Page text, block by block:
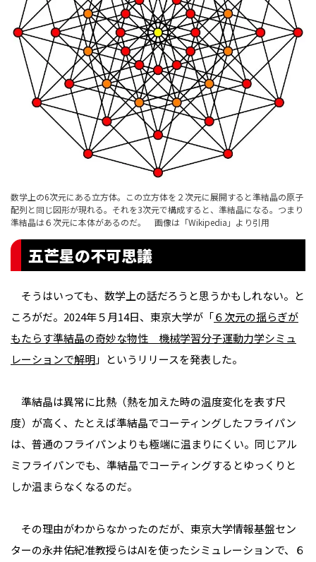
数学上の6次元にある立方体。この立方体を２次元に展開すると準結晶の原子
配列と同じ図形が現れる。それを3次元で構成すると、準結晶になる。つまり
準結晶は６次元に本体があるのだ。 画像は「Wikipedia 」より引用
五芒星の不可思議
そうはいっても、数学上の話だろうと思うかもしれない。と
ころがだ。2024年５月14日、東京大学が「６次元の揺らぎが
もたらす準結晶の奇妙な物性 機械学習分子運動力学シミュ
レーションで解明」というリリースを発表した。
準結晶は異常に比熱（熱を加えた時の温度変化を表す尺
度）が高く、たとえば準結晶でコーティングしたフライパン
は、普通のフライパンよりも極端に温まりにくい。同じアル
ミフライパンでも、準結晶でコーティングするとゆっくりと
しか温まらなくなるのだ。
その理由がわからなかったのだが、東京大学情報基盤セン
ターの永井佑紀准教授らはAIを使ったシミュレーションで、６